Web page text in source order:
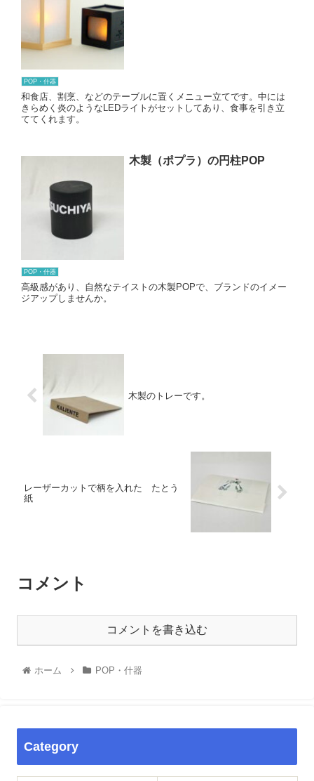
POP・什器
和食店、割烹、などのテーブルに置くメニュー立てです。中には
きらめく炎のようなLEDライトがセットしてあり、食事を引き立
ててくれます。
POP・什器
木製（ポプラ）の円柱POP
高級感があり、自然なテイストの木製POPで、ブランドのイメー
ジアップしませんか。
木製のトレーです。
レーザーカットで柄を入れた たとう
紙
コメント
コメントを書き込む
ホーム POP・什器
Category